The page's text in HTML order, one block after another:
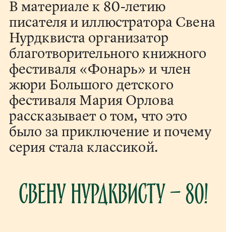
В материале к 80-летию
писателя и иллюстратора Свена
Нурдквиста организатор
благотворительного книжного
фестиваля «Фонарь» и член
жюри Большого детского
фестиваля Мария Орлова
рассказывает о том, что это
было за приключение и почему
серия стала классикой.
Свену Нурдквисту — 80!